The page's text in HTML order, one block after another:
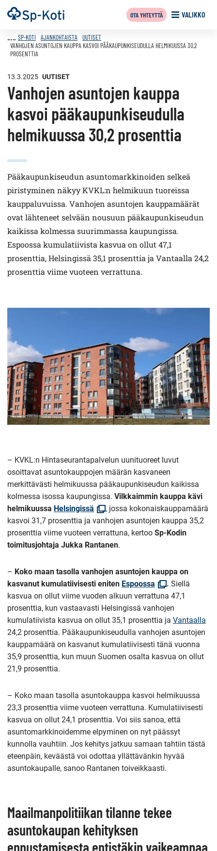
Siirry
sisältöön
Etusivu VALIKKO
OTA YHTEYTTÄ
SP-KOTI AJANKOHTAISTA UUTISET
VANHOJEN ASUNTOJEN KAUPPA KASVOI PÄÄKAUPUNKISEUDULLA HELMIKUUSSA 30,2
PROSENTTIA
13.3.2025 UUTISET
Vanhojen asuntojen kauppa
kasvoi pääkaupunkiseudulla
helmikuussa 30,2 prosenttia
Pääkaupunkiseudun asuntomarkkinoiden selkeä
piristyminen näkyy KVKL:n helmikuun tuoreissa
kauppaluvuissa. Vanhojen asuntojen kauppamäärät
ovat lähteneet selvään nousuun pääkaupunkiseudun
kaikissa kolmessa suurimmassa kaupungissa.
Espoossa kumulatiivista kasvua on ollut 47,1
prosenttia, Helsingissä 35,1 prosenttia ja Vantaalla 24,2
prosenttia viime vuoteen verrattuna.
– KVKL:n Hintaseurantapalvelun uunituoreet luvut
osoittavat asuntokauppojen määrän kasvaneen
merkittävästi helmikuussa pääkaupunkiseudun kaikissa
kolmessa isossa kaupungissa. Vilkkaimmin kauppa kävi
helmikuussa Helsingissä (Avautuu
uuteen
ikkunaan)
, jossa kokonaiskauppamäärä
kasvoi 31,7 prosenttia ja vanhojen asuntojen kauppa 35,2
prosenttia viime vuoteen verrattuna, kertoo Sp-Kodin
toimitusjohtaja Jukka Rantanen.
– Koko maan tasolla vanhojen asuntojen kauppa on
kasvanut kumulatiivisesti eniten Espoossa (Avautuu
uuteen
ikkunaan)
. Siellä
kasvua on ollut viime vuoden alkuun verrattuna 47,1
prosenttia, kun vastaavasti Helsingissä vanhojen
kumulatiivista kasvua on ollut 35,1 prosenttia ja Vantaalla
24,2 prosenttia. Pääkaupunkiseudulla vanhojen asuntojen
kauppamäärä on kasvanut kumulatiivisesti tänä vuonna
35,9 prosenttia, kun muun Suomen osalta kasvua on ollut
21,9 prosenttia.
– Koko maan tasolla asuntokauppa kasvoi helmikuussa
23,3 prosenttia viime vuoteen verrattuna. Kumulatiivisesti
kasvua on ollut 24,1 prosenttia. Voi siis sanoa, että
asuntomarkkinoidemme elpyminen on nyt päässyt
kunnolla vauhtiin. Jos kehitys jatkuu samaan tahtiin tästä
eteenpäin, keväästä voi odottaa yllättävänkin hyvää
asuntokaupalle, sanoo Rantanen toiveikkaasti.
Maailmanpolitiikan tilanne tekee
asuntokaupan kehityksen
ennustamisesta entistäkin vaikeampaa